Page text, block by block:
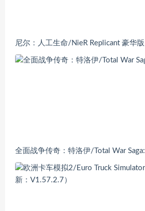
尼尔：人工生命/NieR Replicant 豪华版
全面战争传奇：特洛伊/Total War